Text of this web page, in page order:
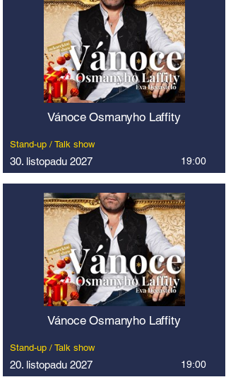
Vánoce Osmanyho Laffity
Stand-up / Talk show
30. listopadu 2027 19:00
Vánoce Osmanyho Laffity
Stand-up / Talk show
20. listopadu 2027 19:00